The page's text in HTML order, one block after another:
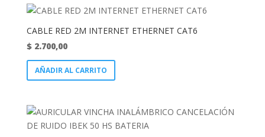
CABLE RED 2M INTERNET ETHERNET CAT6
$2.700,00
AÑADIR AL CARRITO